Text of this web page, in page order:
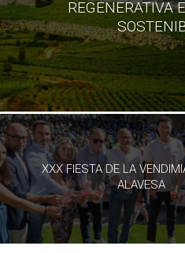
REGENERATIVA
XXX FIESTA DE LA
ALAVESA